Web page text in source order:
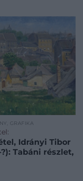
GRAFIKA
Idrányi Tibor
?): Tabáni részlet,